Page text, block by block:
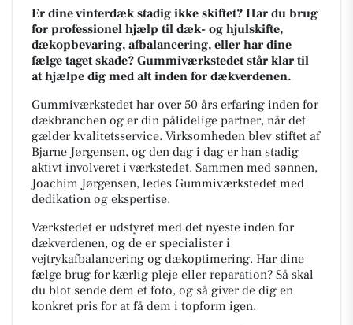
Er dine vinterdæk stadig ikke skiftet? Har du brug
for professionel hjælp til dæk- og hjulskifte,
dækopbevaring, afbalancering, eller har dine
fælge taget skade? Gummiværkstedet står klar til
at hjælpe dig med alt inden for dækverdenen.
Gummiværkstedet har over 50 års erfaring inden for
dækbranchen og er din pålidelige partner, når det
gælder kvalitetsservice. Virksomheden blev stiftet af
Bjarne Jørgensen, og den dag i dag er han stadig
aktivt involveret i værkstedet. Sammen med sønnen,
Joachim Jørgensen, ledes Gummiværkstedet med
dedikation og ekspertise.
Værkstedet er udstyret med det nyeste inden for
dækverdenen, og de er specialister i
vejtrykafbalancering og dækoptimering. Har dine
fælge brug for kærlig pleje eller reparation? Så skal
du blot sende dem et foto, og så giver de dig en
konkret pris for at få dem i topform igen.